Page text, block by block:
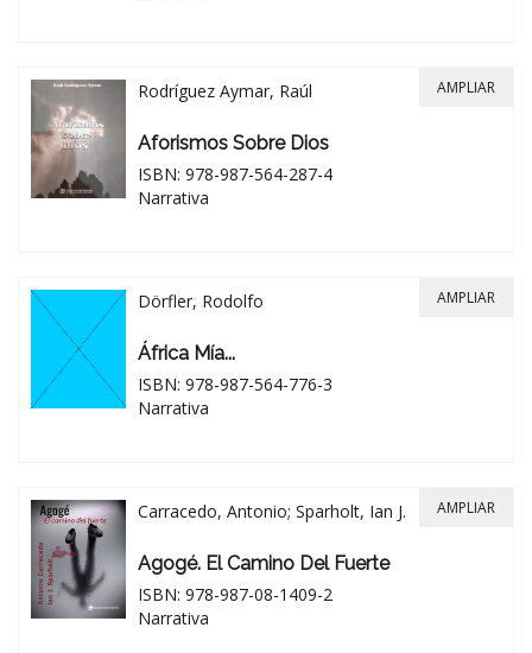
Rodríguez Aymar, Raúl
Aforismos Sobre Dios
ISBN: 978-987-564-287-4
Narrativa
AMPLIAR
Dörfler, Rodolfo
África Mía...
ISBN: 978-987-564-776-3
Narrativa
AMPLIAR
Carracedo, Antonio; Sparholt, Ian J.
Agogé. El Camino Del Fuerte
ISBN: 978-987-08-1409-2
Narrativa
AMPLIAR